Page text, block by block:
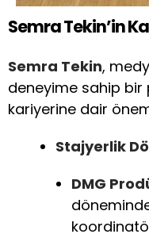
Semra Tekin’in
Semra Tekin,
deneyime sahip bir
kariyerine dair
Stajyerlik
DMG